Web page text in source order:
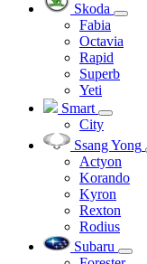
Skoda
Fabia
Octavia
Rapid
Superb
Yeti
Smart
City
Ssang Yong
Actyon
Korando
Kyron
Rexton
Rodius
Subaru